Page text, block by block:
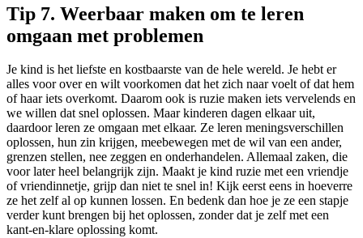
Tip 7. Weerbaar maken om te leren
omgaan met problemen
Je kind is het liefste en kostbaarste van de hele wereld. Je hebt er
alles voor over en wilt voorkomen dat het zich naar voelt of dat hem
of haar iets overkomt. Daarom ook is ruzie maken iets vervelends en
we willen dat snel oplossen. Maar kinderen dagen elkaar uit,
daardoor leren ze omgaan met elkaar. Ze leren meningsverschillen
oplossen, hun zin krijgen, meebewegen met de wil van een ander,
grenzen stellen, nee zeggen en onderhandelen. Allemaal zaken, die
voor later heel belangrijk zijn. Maakt je kind ruzie met een vriendje
of vriendinnetje, grijp dan niet te snel in! Kijk eerst eens in hoeverre
ze het zelf al op kunnen lossen. En bedenk dan hoe je ze een stapje
verder kunt brengen bij het oplossen, zonder dat je zelf met een
kant-en-klare oplossing komt.